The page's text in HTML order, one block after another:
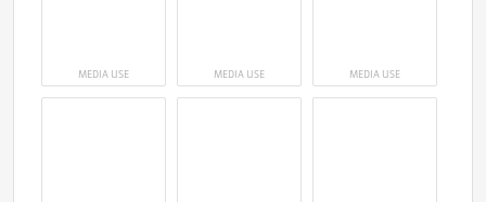
MEDIA USE MEDIA USE MEDIA USE